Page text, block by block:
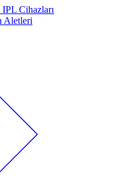
Cihazları
Aletleri